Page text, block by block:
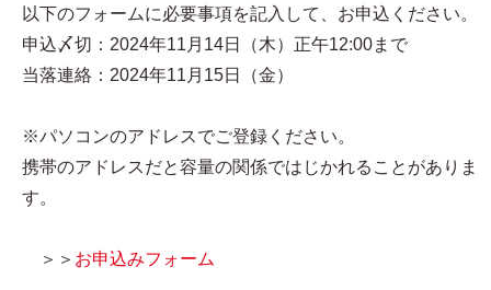
以下のフォームに必要事項を記入して、お申込ください。
申込〆切：2024年11月14日（木）正午12:00まで
当落連絡：2024年11月15日（金）
※パソコンのアドレスでご登録ください。
携帯のアドレスだと容量の関係ではじかれることがありま
す。
＞＞ お申込みフォーム